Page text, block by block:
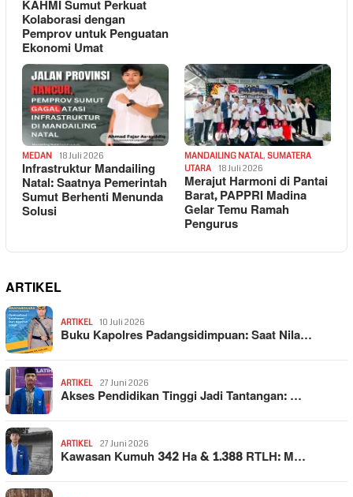
KAHMI Sumut Perkuat
Kolaborasi dengan
Pemprov untuk Penguatan
Ekonomi Umat
MEDAN 18 Juli 2026
Infrastruktur Mandailing
Natal: Saatnya Pemerintah
Sumut Berhenti Menunda
Solusi
MANDAILING NATAL, SUMATERA
UTARA
18 Juli 2026
Merajut Harmoni di Pantai
Barat, PAPPRI Madina
Gelar Temu Ramah
Pengurus
ARTIKEL
ARTIKEL 10 Juli 2026
Buku Kapolres Padangsidimpuan: Saat Nila…
ARTIKEL 27 Juni 2026
Akses Pendidikan Tinggi Jadi Tantangan: …
ARTIKEL 27 Juni 2026
Kawasan Kumuh 342 Ha & 1.388 RTLH: M…